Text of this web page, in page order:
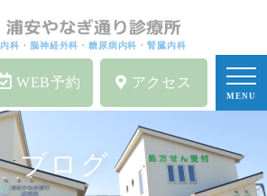
内科・脳神経外科・糖尿病内科・腎臓内科
WEB予約 アクセス
MENU
ブログ